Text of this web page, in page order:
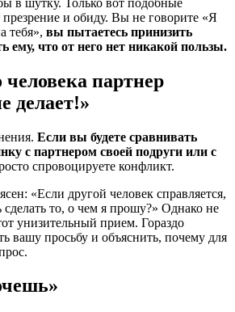
и обиду. Вы не говорите «Я
тебя», вы пытаетесь принизить
ему, что от него нет никакой пользы.
человека партнер
делает!»
Если вы будете сравнивать
с партнером своей подруги или с
спровоцируете конфликт.
«Если другой человек справляется,
то, о чем я прошу?» Однако не
унизительный прием. Гораздо
вашу просьбу и объяснить, почему для